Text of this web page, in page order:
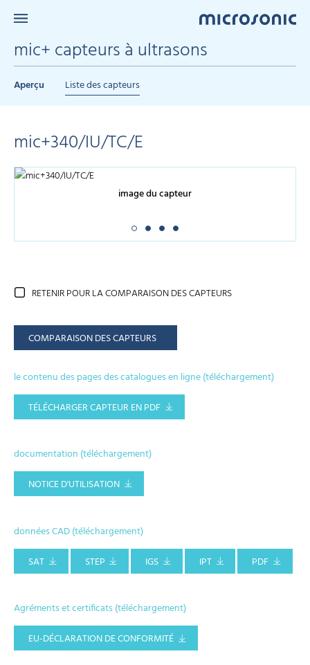
mic+ capteurs à ultrasons
Aperçu Liste des capteurs
mic+340/IU/TC/E
image du capteur
RETENIR POUR LA COMPARAISON DES CAPTEURS
COMPARAISON DES CAPTEURS
le contenu des pages des catalogues en ligne (téléchargement)
TÉLÉCHARGER CAPTEUR EN PDF
documentation (téléchargement)
NOTICE D'UTILISATION
données CAD (téléchargement)
SAT
STEP IGS IPT PDF
Agréments et certificats (téléchargement)
EU-DÉCLARATION DE CONFORMITÉ